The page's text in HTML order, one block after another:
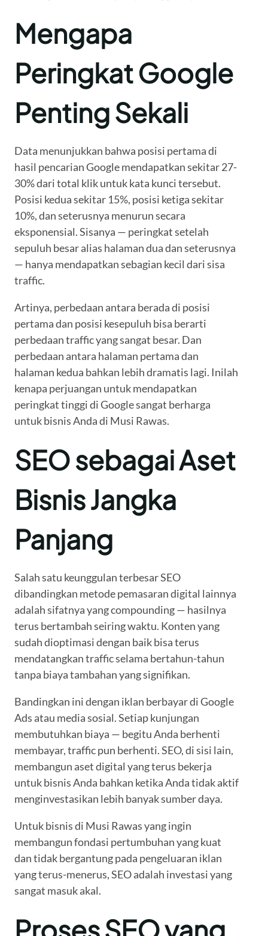
Mengapa
Peringkat Google
Penting Sekali
Data menunjukkan bahwa posisi pertama di
hasil pencarian Google mendapatkan sekitar 27-
30% dari total klik untuk kata kunci tersebut.
Posisi kedua sekitar 15%, posisi ketiga sekitar
10%, dan seterusnya menurun secara
eksponensial. Sisanya — peringkat setelah
sepuluh besar alias halaman dua dan seterusnya
— hanya mendapatkan sebagian kecil dari sisa
traffic.
Artinya, perbedaan antara berada di posisi
pertama dan posisi kesepuluh bisa berarti
perbedaan traffic yang sangat besar. Dan
perbedaan antara halaman pertama dan
halaman kedua bahkan lebih dramatis lagi. Inilah
kenapa perjuangan untuk mendapatkan
peringkat tinggi di Google sangat berharga
untuk bisnis Anda di Musi Rawas.
SEO sebagai Aset
Bisnis Jangka
Panjang
Salah satu keunggulan terbesar SEO
dibandingkan metode pemasaran digital lainnya
adalah sifatnya yang compounding — hasilnya
terus bertambah seiring waktu. Konten yang
sudah dioptimasi dengan baik bisa terus
mendatangkan traffic selama bertahun-tahun
tanpa biaya tambahan yang signifikan.
Bandingkan ini dengan iklan berbayar di Google
Ads atau media sosial. Setiap kunjungan
membutuhkan biaya — begitu Anda berhenti
membayar, traffic pun berhenti. SEO, di sisi lain,
membangun aset digital yang terus bekerja
untuk bisnis Anda bahkan ketika Anda tidak aktif
menginvestasikan lebih banyak sumber daya.
Untuk bisnis di Musi Rawas yang ingin
membangun fondasi pertumbuhan yang kuat
dan tidak bergantung pada pengeluaran iklan
yang terus-menerus, SEO adalah investasi yang
sangat masuk akal.